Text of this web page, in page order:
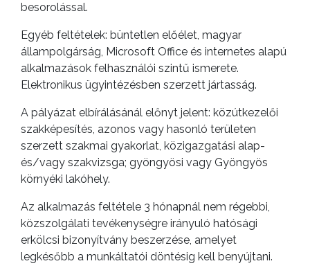
AZ
ÉPÜLŐ
VÁROS
FEJLESZTÉSEK
KÖRNYEZETVÉDELEM
TELEPÜLÉSRENDEZÉS
STRATÉGIÁK
ÉS
KONCEPCIÓK
besorolással.
Egyéb feltételek: büntetlen előélet, magyar
állampolgárság, Microsoft Office és internetes alapú
alkalmazások felhasználói szintű ismerete.
Elektronikus ügyintézésben szerzett jártasság.
A pályázat elbírálásánál előnyt jelent: közútkezelői
szakképesítés, azonos vagy hasonló területen
szerzett szakmai gyakorlat, közigazgatási alap-
és/vagy szakvizsga; gyöngyösi vagy Gyöngyös
környéki lakóhely.
Az alkalmazás feltétele 3 hónapnál nem régebbi,
közszolgálati tevékenységre irányuló hatósági
erkölcsi bizonyítvány beszerzése, amelyet
legkésőbb a munkáltatói döntésig kell benyújtani.